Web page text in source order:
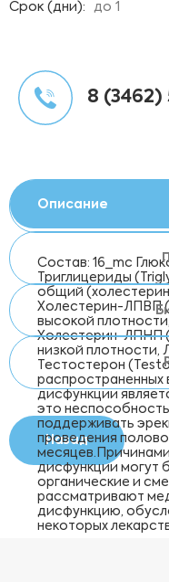
Срок (дни): до 1
8
Описание
Состав: 16_mc
Триглицериды
общий
Холестерин-ЛПВП
высокой
Холестерин-ЛПНП
низкой плотности,
Тестостерон
распространенных
дисфункции
это
поддерживать
проведения
дисфункции могут
органические и
рассматривают
дисфункцию,
некоторых
Назад